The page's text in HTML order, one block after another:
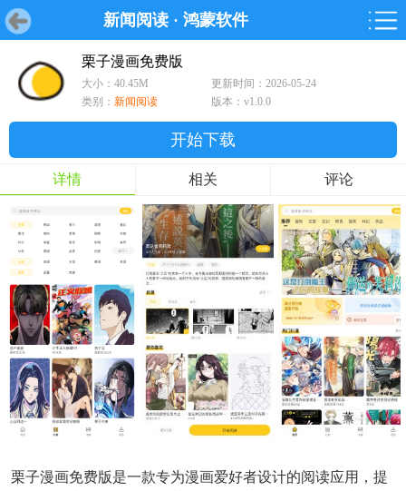
新闻阅读 · 鸿蒙软件
首页 游戏 软件
游戏 软件 鸿蒙
游戏
鸿蒙
软件
专题
栗子漫画免费版
大小：40.45M
更新时间：2026-05-24
类别： 新闻阅读 版本：v1.0.0
开始下载
详情 相关 评论
栗子漫画免费版是一款专为漫画爱好者设计的阅读应用，提